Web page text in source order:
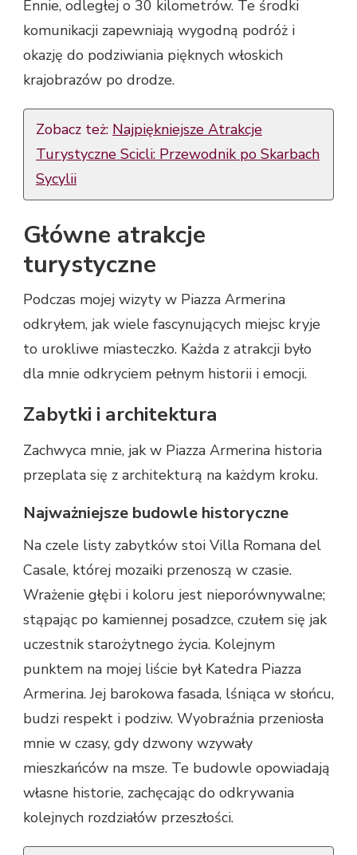
Ennie, odległej o 30 kilometrów. Te środki
komunikacji zapewniają wygodną podróż i
okazję do podziwiania pięknych włoskich
krajobrazów po drodze.
Zobacz też: Najpiękniejsze Atrakcje
Turystyczne Scicli: Przewodnik po Skarbach
Sycylii
Główne atrakcje
turystyczne
Podczas mojej wizyty w Piazza Armerina
odkryłem, jak wiele fascynujących miejsc kryje
to urokliwe miasteczko. Każda z atrakcji było
dla mnie odkryciem pełnym historii i emocji.
Zabytki i architektura
Zachwyca mnie, jak w Piazza Armerina historia
przeplata się z architekturą na każdym kroku.
Najważniejsze budowle historyczne
Na czele listy zabytków stoi Villa Romana del
Casale, której mozaiki przenoszą w czasie.
Wrażenie głębi i koloru jest nieporównywalne;
stąpając po kamiennej posadzce, czułem się jak
uczestnik starożytnego życia. Kolejnym
punktem na mojej liście był Katedra Piazza
Armerina. Jej barokowa fasada, lśniąca w słońcu,
budzi respekt i podziw. Wyobraźnia przeniosła
mnie w czasy, gdy dzwony wzywały
mieszkańców na msze. Te budowle opowiadają
własne historie, zachęcając do odkrywania
kolejnych rozdziałów przeszłości.